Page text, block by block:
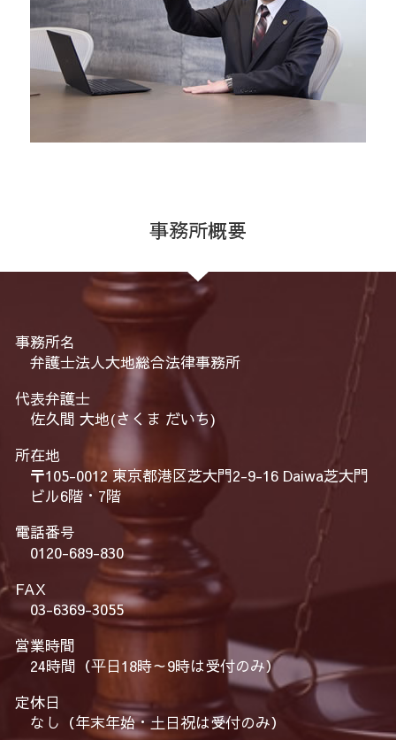
事務所概要
事務所名
弁護士法人大地総合法律事務所
代表弁護士
佐久間 大地(さくま だいち)
所在地
〒105-0012 東京都港区芝大門2-9-16 Daiwa芝大門
ビル6階・7階
電話番号
0120-689-830
FAX
03-6369-3055
営業時間
24時間（平日18時～9時は受付のみ）
定休日
なし（年末年始・土日祝は受付のみ）